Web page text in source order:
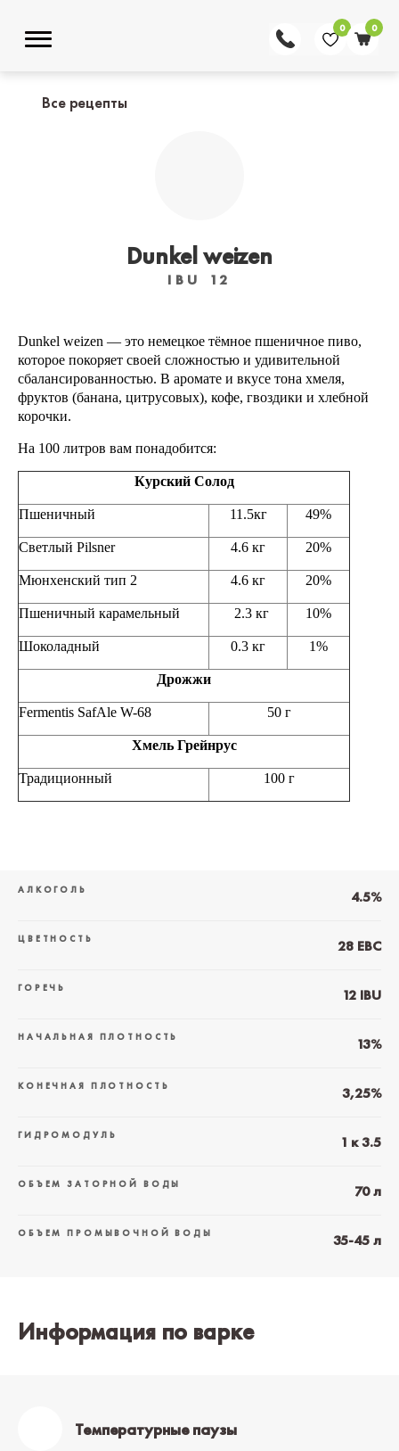
0 0
Все рецепты
Dunkel weizen
IBU 12
Dunkel weizen — это немецкое тёмное пшеничное пиво,
которое покоряет своей сложностью и удивительной
сбалансированностью. В аромате и вкусе тона хмеля,
фруктов (банана, цитрусовых), кофе, гвоздики и хлебной
корочки.
На 100 литров вам понадобится:
Курский Солод
Пшеничный 11.5кг 49%
Светлый Pilsner 4.6 кг 20%
Мюнхенский тип 2 4.6 кг 20%
Пшеничный карамельный 2.3 кг 10%
Шоколадный 0.3 кг 1%
Дрожжи
Fermentis SafAle W-68 50 г
Хмель Грейнрус
Традиционный 100 г
АЛКОГОЛЬ 4.5%
ЦВЕТНОСТЬ 28 EBC
ГОРЕЧЬ 12 IBU
НАЧАЛЬНАЯ ПЛОТНОСТЬ 13%
КОНЕЧНАЯ ПЛОТНОСТЬ 3,25%
ГИДРОМОДУЛЬ 1 к 3.5
ОБЪЕМ ЗАТОРНОЙ ВОДЫ 70 л
ОБЪЕМ ПРОМЫВОЧНОЙ ВОДЫ 35-45 л
Информация по варке
Температурные паузы